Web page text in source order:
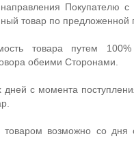
Покупателю с
товар по предложенной
товара путем
обеими Сторонами.
с момента
возможно со дня